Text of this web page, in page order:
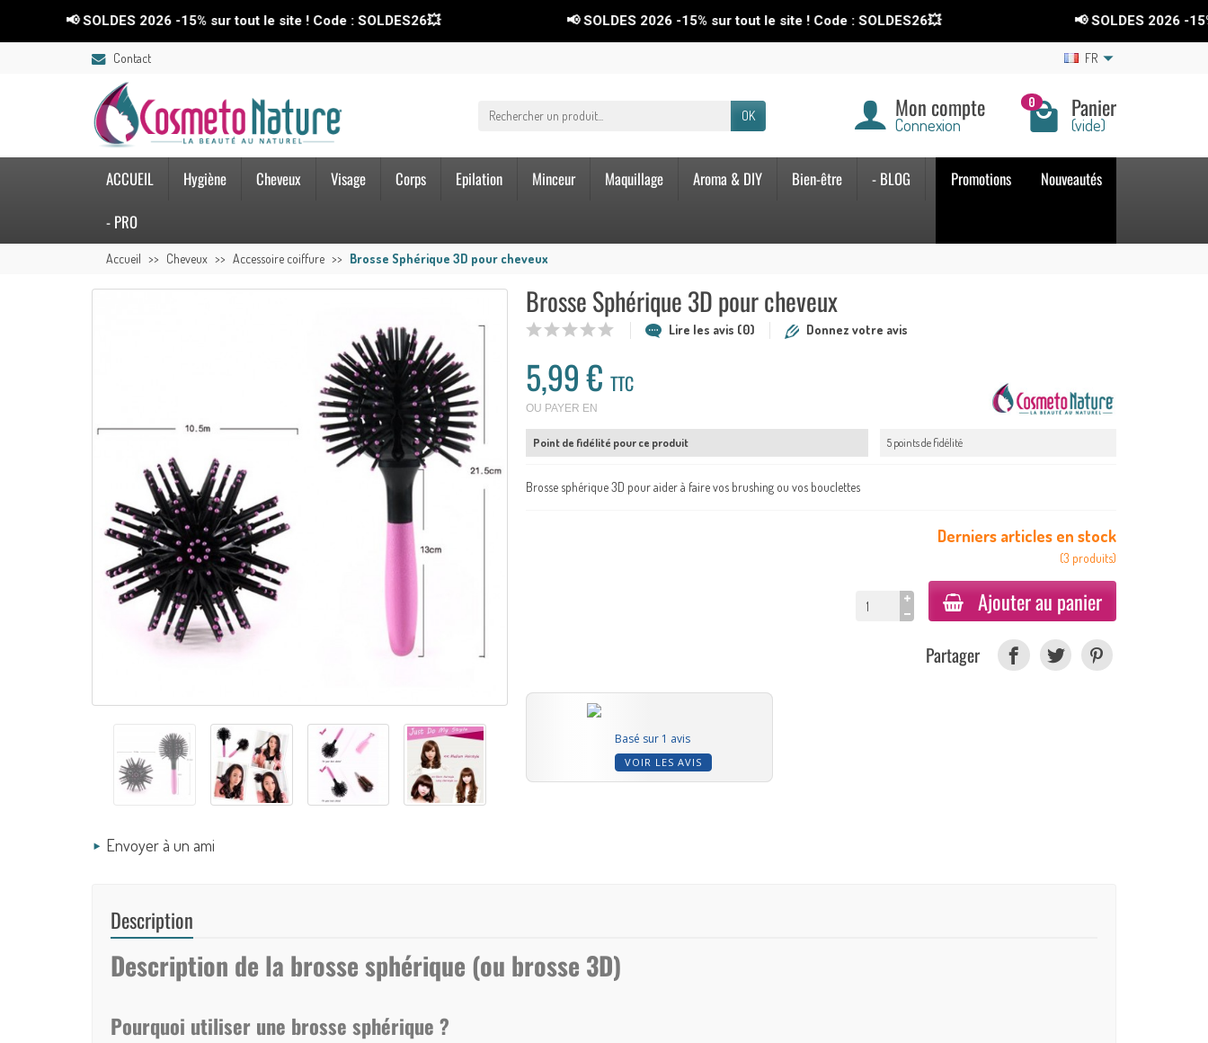
SOLDES 2026 -15% sur tout le site ! Code : SOLDES26💥 📢 SOLDES 2026-15%sur tout le site ! Code : SOLDES26💥 📢 SOLDES 2026-15%sur tout
Contact FR
OK Mon compte
Connexion
0 Panier
(vide)
ACCUEIL Hygiène Cheveux Visage Corps Epilation Minceur Maquillage Aroma & DIY Bien-être
- BLOG
- PRO
Promotions Nouveautés
Accueil Cheveux Accessoire coiffure Brosse Sphérique 3D pour cheveux
Envoyer à un ami
Brosse Sphérique 3D pour cheveux
Lire les avis (0) Donnez votre avis
5,99 €TTC
OU PAYER EN
Point de fidélité pour ce produit 5 points de fidélité
Brosse sphérique 3D pour aider à faire vos brushing ou vos bouclettes
Derniers articles en stock
(3 produits)
Ajouter au panier
Partager
Basé sur 1 avis
VOIR LES AVIS
Description
Description de la brosse sphérique (ou brosse 3D)
Pourquoi utiliser une brosse sphérique ?